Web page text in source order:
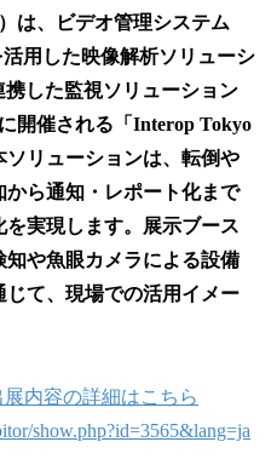
は、ビデオ管理システム
用した映像解析ソリューシ
した監視ソリューション
開催される「Interop Tokyo
ソリューションは、転倒や
ら通知・レポート化まで
実現します。展示ブース
や魚眼カメラによる設備
て、現場での活用イメー
内容の詳細はこちら
show.php?id=3565&lang=ja